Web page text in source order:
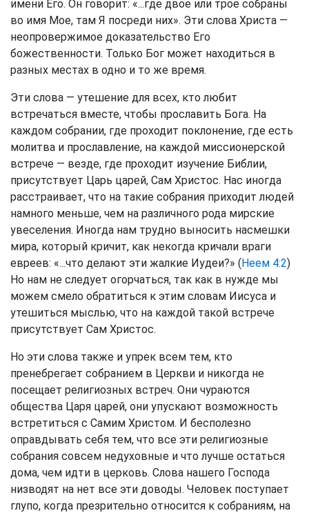
имени Его. Он говорит: «...где двое или трое собраны
во имя Мое, там Я посреди них». Эти слова Христа —
неопровержимое доказательство Его
божественности. Только Бог может находиться в
разных местах в одно и то же время.
Эти слова — утешение для всех, кто любит
встречаться вместе, чтобы прославить Бога. На
каждом собрании, где проходит поклонение, где есть
молитва и прославление, на каждой миссионерской
встрече — везде, где проходит изучение Библии,
присутствует Царь царей, Сам Христос. Нас иногда
расстраивает, что на такие собрания приходит людей
намного меньше, чем на различного рода мирские
увеселения. Иногда нам трудно выносить насмешки
мира, который кричит, как некогда кричали враги
евреев: «...что делают эти жалкие Иудеи?» (Неем 4:2)
Но нам не следует огорчаться, так как в нужде мы
можем смело обратиться к этим словам Иисуса и
утешиться мыслью, что на каждой такой встрече
присутствует Сам Христос.
Но эти слова также и упрек всем тем, кто
пренебрегает собранием в Церкви и никогда не
посещает религиозных встреч. Они чураются
общества Царя царей, они упускают возможность
встретиться с Самим Христом. И бесполезно
оправдывать себя тем, что все эти религиозные
собрания совсем недуховные и что лучше остаться
дома, чем идти в церковь. Слова нашего Господа
низводят на нет все эти доводы. Человек поступает
глупо, когда презрительно относится к собраниям, на